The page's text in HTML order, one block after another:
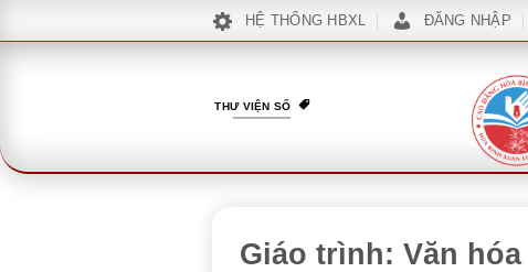
qua
HỆ THỐNG HBXL ĐĂNG NHẬP
THƯ VIỆN SỐ
Giáo trình: Văn